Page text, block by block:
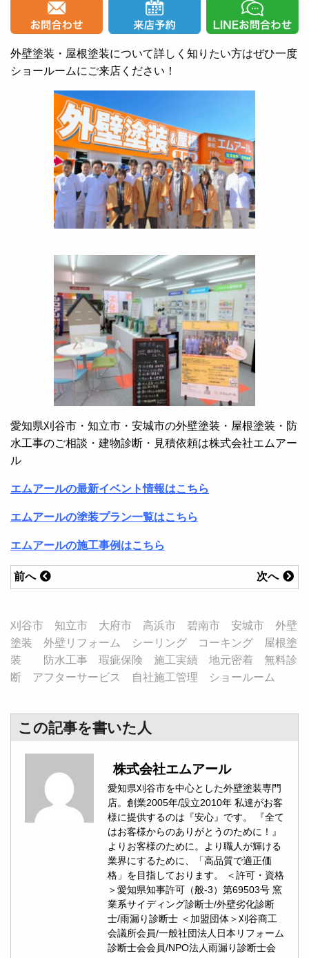
外壁塗装・屋根塗装について詳しく知りたい方はぜひ一度
ショールームにご来店ください！
愛知県刈谷市・知立市・安城市の外壁塗装・屋根塗装・防
水工事のご相談・建物診断・見積依頼は株式会社エムアー
ル
エムアールの最新イベント情報はこちら
エムアールの塗装プラン一覧はこちら
エムアールの施工事例はこちら
次へ
前へ
刈谷市 知立市 大府市 高浜市 碧南市 安城市 外壁
塗装 外壁リフォーム シーリング コーキング 屋根塗
装 防水工事 瑕疵保険 施工実績 地元密着 無料診
断 アフターサービス 自社施工管理 ショールーム
この記事を書いた人
株式会社エムアール
愛知県刈谷市を中心とした外壁塗装専門
店。創業2005年/設立2010年 私達がお客
様に提供するのは『安心』です。 『全て
はお客様からのありがとうのために！』
よりお客様のために。より職人が輝ける
業界にするために、「高品質で適正価
格」を目指しております。 ＜許可・資格
＞愛知県知事許可（般-3）第69503号 窯
業系サイディング診断士/外壁劣化診断
士/雨漏り診断士 ＜加盟団体＞刈谷商工
会議所会員/一般社団法人日本リフォーム
診断士会会員/NPO法人雨漏り診断士会